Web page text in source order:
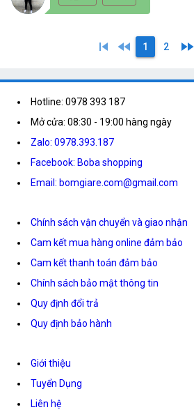
skip_previous fast_rewind 1 2 fast_forward
Hotline: 0978 393 187
Mở cửa: 08:30 - 19:00 hàng ngày
Zalo: 0978.393.187
Facebook: Boba shopping
Email: bomgiare.com@gmail.com
Chính sách vận chuyển và giao nhận
Cam kết mua hàng online đảm bảo
Cam kết thanh toán đảm bảo
Chính sách bảo mật thông tin
Quy định đổi trả
Quy định bảo hành
Giới thiệu
Tuyển Dụng
Liên hệ